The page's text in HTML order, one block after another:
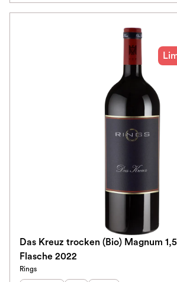
Das Kreuz trocken (Bio) Magnum
Flasche 2022
Rings